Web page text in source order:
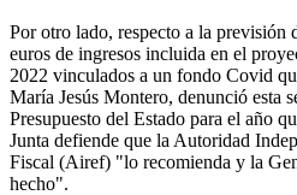
Por otro lado, respecto a la previsión
euros de ingresos incluida en el
2022 vinculados a un fondo Covid
María Jesús Montero, denunció esta
Presupuesto del Estado para el año
Junta defiende que la Autoridad
Fiscal (Airef) "lo recomienda y la
hecho".